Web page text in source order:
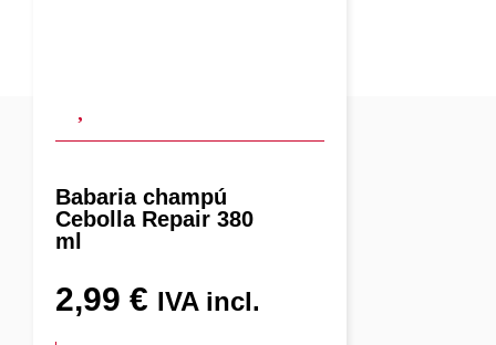
Babaria champú
Cebolla Repair 380
ml
2,99 € IVA incl.